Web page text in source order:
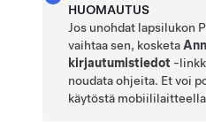
HUOMAUTUS
Jos unohdat lapsilukon
vaihtaa sen, kosketa
kirjautumistiedot -
noudata ohjeita. Et voi
käytöstä